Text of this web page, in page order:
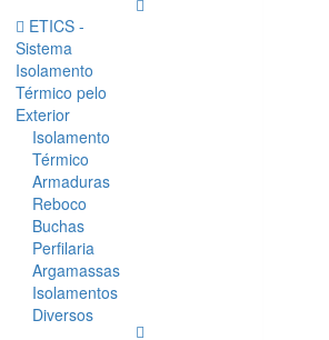
ETICS -
Sistema
Isolamento
Térmico pelo
Exterior
Isolamento
Térmico
Armaduras
Reboco
Buchas
Perfilaria
Argamassas
Isolamentos
Diversos